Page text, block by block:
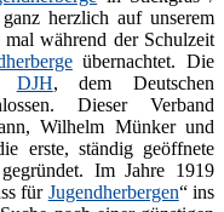
herzlich auf unserem
während der Schulzeit
übernachtet. Die
DJH, dem Deutschen
Dieser Verband
Wilhelm Münker und
erste, ständig geöffnete
Im Jahre 1919
für Jugendherbergen“ ins